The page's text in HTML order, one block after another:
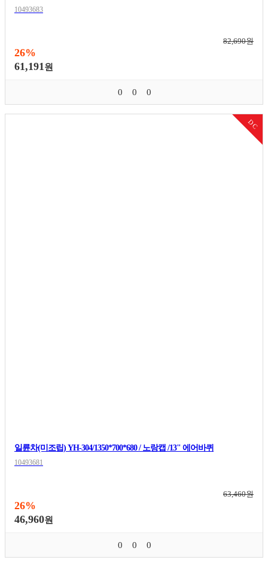
10493683
82,690원
26%
61,191 원
0 0 0
DC
일륜차(미조립) YH-304/1350*700*680 / 노랑캡 /13" 에어바퀴
10493681
63,460원
26%
46,960원
0 0 0